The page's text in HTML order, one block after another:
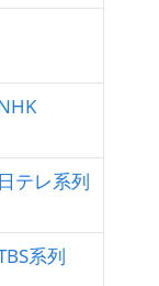
日テレ系列
系列